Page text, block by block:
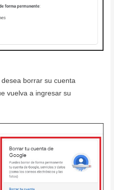
desea borrar su cuenta
vuelva a ingresar su